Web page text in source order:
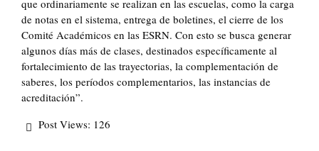
que ordinariamente se realizan en las escuelas, como la carga
de notas en el sistema, entrega de boletines, el cierre de los
Comité Académicos en las ESRN. Con esto se busca generar
algunos días más de clases, destinados específicamente al
fortalecimiento de las trayectorias, la complementación de
saberes, los períodos complementarios, las instancias de
acreditación”.
Post Views: 126